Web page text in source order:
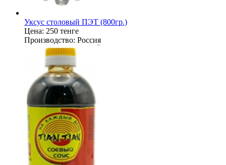
Уксус столовый ПЭТ (800гр.)
Цена: 250 тенге
Производство: Россия